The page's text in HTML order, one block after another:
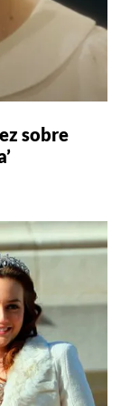
sobre